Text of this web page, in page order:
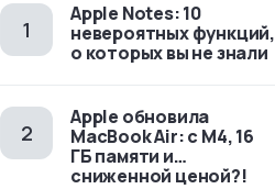
Apple Notes: 10
невероятных функций,
о которых вы не знали
Apple обновила
MacBook Air: с M4, 16
ГБ памяти и…
сниженной ценой?!